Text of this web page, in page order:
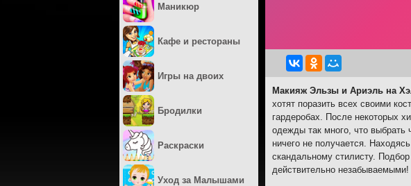
Макияж Эльзы и Ариэль на
хотят поразить всех своими
гардеробах. После некоторых
одежды так много, что выбрать
ничего не получается.
скандальному стилисту.
действительно незабываемыми!
Маникюр
Кафе и рестораны
Игры на двоих
Бродилки
Раскраски
Уход за Малышами